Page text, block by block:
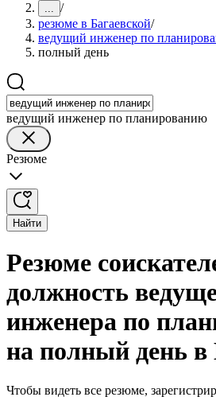
... /
резюме в Багаевской/
ведущий инженер по
полный день
ведущий инженер по планированию
Резюме
Найти
Резюме
должность
инженера по
на полный день в
Чтобы видеть все резюме,